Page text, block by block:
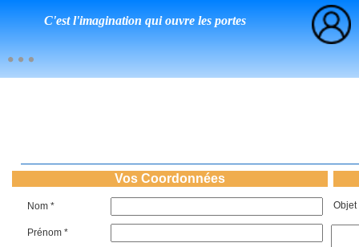
C'est l'imagination qui ouvre les portes
Nom *
Prénom *
Objet
Vos Coordonnées